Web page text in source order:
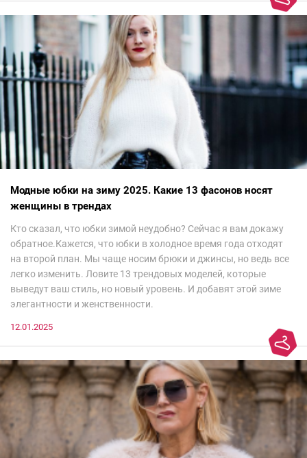
Модные юбки на зиму 2025. Какие 13 фасонов носят
женщины в трендах
Кто сказал, что юбки зимой неудобно? Сейчас я вам докажу
обратное.Кажется, что юбки в холодное время года отходят
на второй план. Мы чаще носим брюки и джинсы, но ведь все
легко изменить. Ловите 13 трендовых моделей, которые
выведут ваш стиль, но новый уровень. И добавят этой зиме
элегантности и женственности.
12.01.2025